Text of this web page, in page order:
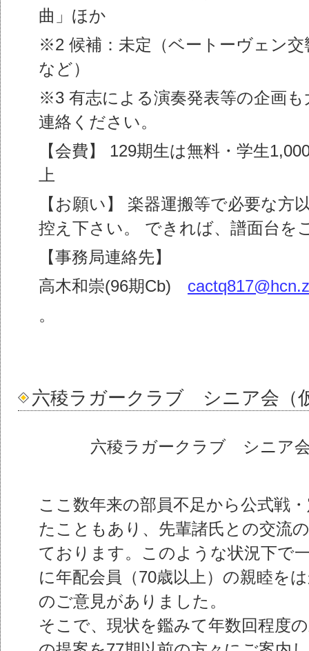
曲」ほか
※2 候補：未定（ベートーヴェン交
など）
※3 有志による演奏発表等の企画
連絡ください。
【会費】 129期生は無料・学生
上
【お願い】 楽器運搬等で必要な方
控え下さい。 できれば、譜面台を
【事務局連絡先】
高木和崇(96期Cb)
。
六稜ラガークラブ シニア会（
六稜ラガークラブ シニア
ここ数年来の部員不足から公式戦
たこともあり、先輩諸氏との交流
ております。このような状況下で
に年配会員（70歳以上）の親睦を
のご意見がありました。
そこで、現状を鑑みて年数回程度